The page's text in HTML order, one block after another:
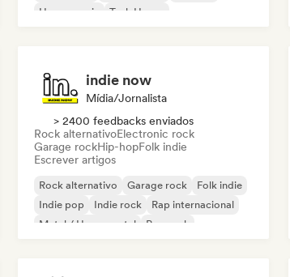
House music
Tech House
indie now
Mídia/Jornalista
> 2400 feedbacks enviados
Rock alternativoElectronic rock
Garage rockHip-hopFolk indie
Escrever artigos
Rock alternativo Garage rock
Folk indie
Indie pop
Indie rock
Rap internacional
Metal / Heavy metal
Pop rock